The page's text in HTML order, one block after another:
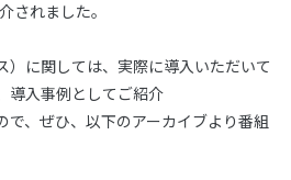
されました。
に関しては、実際に導入いただいて
導入事例としてご紹介
で、ぜひ、以下のアーカイブより番組